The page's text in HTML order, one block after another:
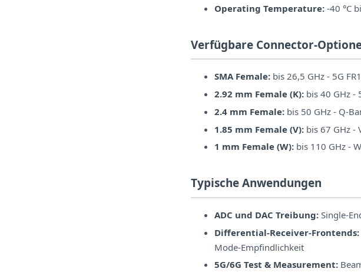
Operating Temperature: -40 °C
Verfügbare Connector-
SMA Female: bis 26,5 GHz - 5G
2.92 mm Female (K): bis 40 GHz -
2.4 mm Female: bis 50 GHz - Q-
1.85 mm Female (V): bis 67 GHz -
1 mm Female (W): bis 110 GHz -
Typische Anwendungen
ADC und DAC Treibung: Single-
Differential-Receiver-Frontends:
Mode-Empfindlichkeit
5G/6G Test & Measurement: